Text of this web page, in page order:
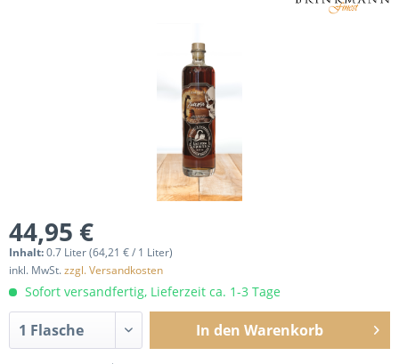
44,95 €
Inhalt:0.7 Liter (64,21 € / 1 Liter)
inkl. MwSt.zzgl. Versandkosten
Sofort versandfertig, Lieferzeit ca. 1-3 Tage
In den Warenkorb